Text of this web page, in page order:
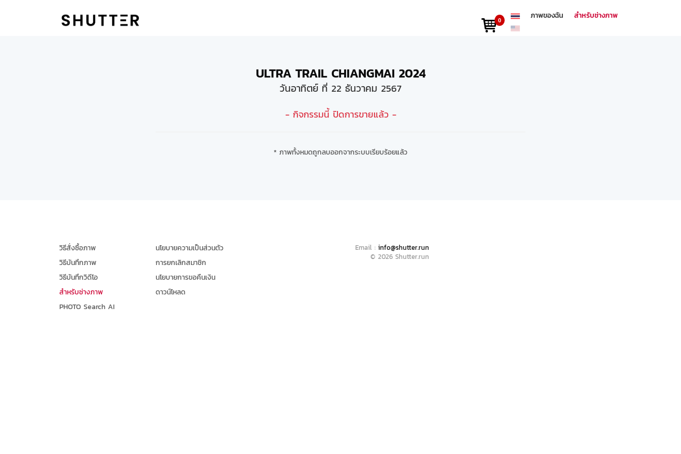
ภาพของฉัน สำหรับช่างภาพ
0
ULTRA TRAIL CHIANGMAI 2024
วันอาทิตย์ ที่ 22 ธันวาคม 2567
- กิจกรรมนี้ ปิดการขายแล้ว -
* ภาพทั้งหมดถูกลบออกจากระบบเรียบร้อยแล้ว
วิธีสั่งซื้อภาพ
วิธีบันทึกภาพ
วิธีบันทึกวิดีโอ
สำหรับช่างภาพ
PHOTO Search AI
นโยบายความเป็นส่วนตัว
การยกเลิกสมาชิก
นโยบายการขอคืนเงิน
ดาวน์โหลด
Email : info@shutter.run
© 2026 Shutter.run